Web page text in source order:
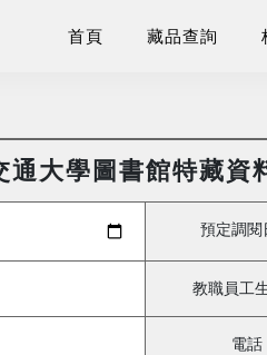
首頁 藏品查詢
通大學圖書館特藏資
預定調閱
教職員工
電話